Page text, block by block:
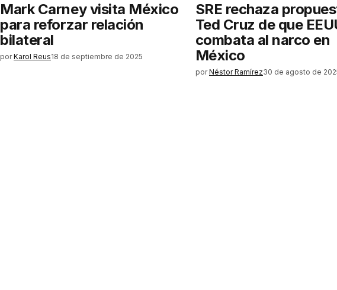
Mark Carney visita México
para reforzar relación
bilateral
por Karol Reus18 de septiembre de 2025
SRE rechaza
Ted Cruz de que
combata al narco en
México
por Néstor Ramírez30 de agosto de